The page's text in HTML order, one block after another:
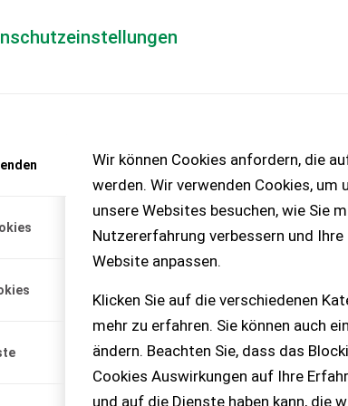
Wir können Cookies anfordern, die
werden. Wir verwenden Cookies, um
unsere Websites besuchen, wie Sie
Nutzererfahrung verbessern und
Website anpassen.
Klicken Sie auf die verschiedenen
mehr zu erfahren. Sie können auch
ändern. Beachten Sie, dass das
Cookies Auswirkungen auf Ihre
und auf die Dienste haben kann, die
– KEINE
oder Motorschaden